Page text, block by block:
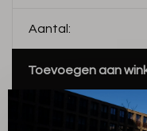
Aantal:
Toevoegen aan
THIS PRODUCT
FOLLOWING